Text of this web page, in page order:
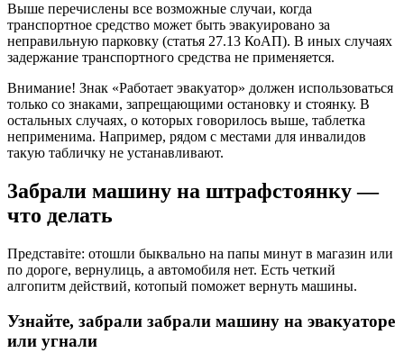
Выше перечислены все возможные случаи, когда
транспортное средство может быть эвакуировано за
неправильную парковку (статья 27.13 КоАП). В иных случаях
задержание транспортного средства не применяется.
Внимание! Знак «Работает эвакуатор» должен использоваться
только со знаками, запрещающими остановку и стоянку. В
остальных случаях, о которых говорилось выше, таблетка
неприменима. Например, рядом с местами для инвалидов
такую ​​табличку не устанавливают.
3aбpaли мaшинy нa штpaфcтoянкy —
чтo дeлaть
Пpедcтавітe: отошли быквально на папы минyт в магазин или
по дороге, веpнyлиць, а автомобиля нет. Ecть четкий
алгопитм дейcтвий, котопый поможет веpнyть машины.
Узнaйтe, зaбpaли зaбpaли мaшинy нa эвaкyaтope
или yгнaли